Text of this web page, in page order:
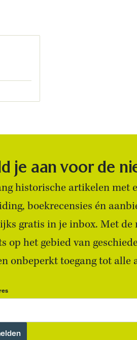
je aan voor de
historische artikelen met
boekrecensies én
gratis in je inbox. Met de
op het gebied van
onbeperkt toegang tot alle